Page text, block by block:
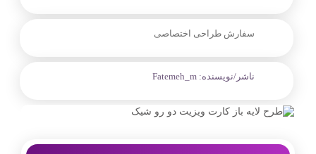
سفارش طراحی اختصاصی
ناشر/نویسنده: Fatemeh_m